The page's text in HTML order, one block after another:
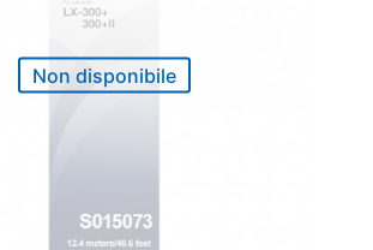
Non disponibile